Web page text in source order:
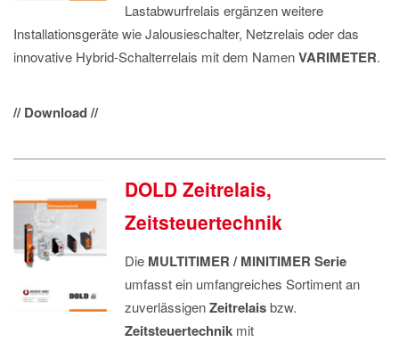
Lastabwurfrelais ergänzen weitere
Installationsgeräte wie Jalousieschalter, Netzrelais oder das
innovative Hybrid-Schalterrelais mit dem NamenVARIMETER.
// Download //
DOLD Zeitrelais,
Zeitsteuertechnik
Die MULTITIMER / MINITIMER Serie
umfasst ein umfangreiches Sortiment an
zuverlässigenZeitrelaisbzw.
Zeitsteuertechnikmit